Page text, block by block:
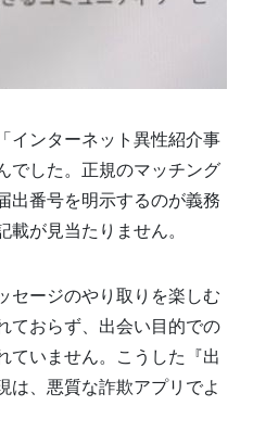
インターネット異性紹介事
でした。正規のマッチング
出番号を明示するのが義務
が見当たりません。
セージのやり取りを楽しむ
ておらず、出会い目的での
ていません。こうした『出
は、悪質な詐欺アプリでよ